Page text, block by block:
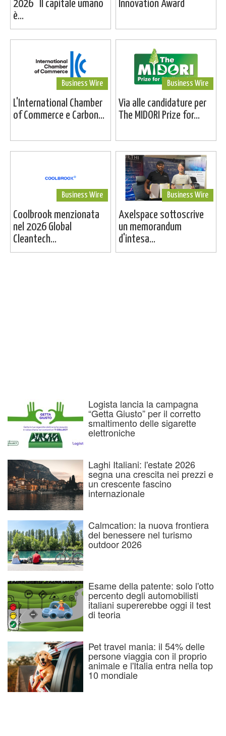
2026 “Il capitale umano
è...
Innovation Award
Business Wire
L'International Chamber
of Commerce e Carbon...
Business Wire
Via alle candidature per
The MIDORI Prize for...
Business Wire
Coolbrook menzionata
nel 2026 Global
Cleantech...
Business Wire
Axelspace sottoscrive
un memorandum
d'intesa...
Logista lancia la campagna
“Getta Giusto” per il corretto
smaltimento delle sigarette
elettroniche
Laghi Italiani: l'estate 2026
segna una crescita nei prezzi e
un crescente fascino
internazionale
Calmcation: la nuova frontiera
del benessere nel turismo
outdoor 2026
Esame della patente: solo l'otto
percento degli automobilisti
italiani supererebbe oggi il test
di teoria
Pet travel mania: il 54% delle
persone viaggia con il proprio
animale e l'Italia entra nella top
10 mondiale